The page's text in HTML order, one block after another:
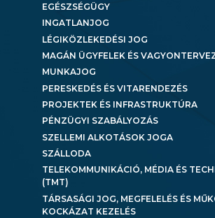
EGÉSZSÉGÜGY
INGATLANJOG
LÉGIKÖZLEKEDÉSI JOG
MAGÁN ÜGYFELEK ÉS
MUNKAJOG
PERESKEDÉS ÉS VITARENDEZÉS
PROJEKTEK ÉS INFRASTRUKTÚRA
PÉNZÜGYI SZABÁLYOZÁS
SZELLEMI ALKOTÁSOK JOGA
SZÁLLODA
TELEKOMMUNIKÁCIÓ, MÉDIA ÉS
(TMT)
TÁRSASÁGI JOG, MEGFELELÉS ÉS
KOCKÁZAT KEZELÉS